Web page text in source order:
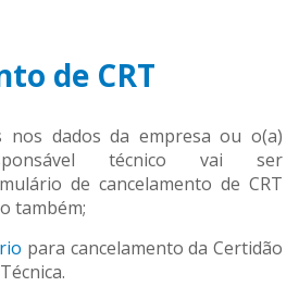
de CRT
nos dados da empresa ou o(a)
técnico vai ser
de cancelamento de CRT
também;
para cancelamento da Certidão